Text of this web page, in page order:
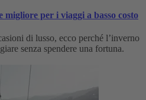
migliore per i viaggi a basso costo
di lusso, ecco perché l’inverno
senza spendere una fortuna.